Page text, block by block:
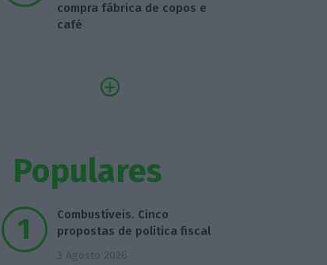
compra fábrica de copos e
café
Populares
Combustíveis. Cinco
propostas de política fiscal
3 Agosto 2026